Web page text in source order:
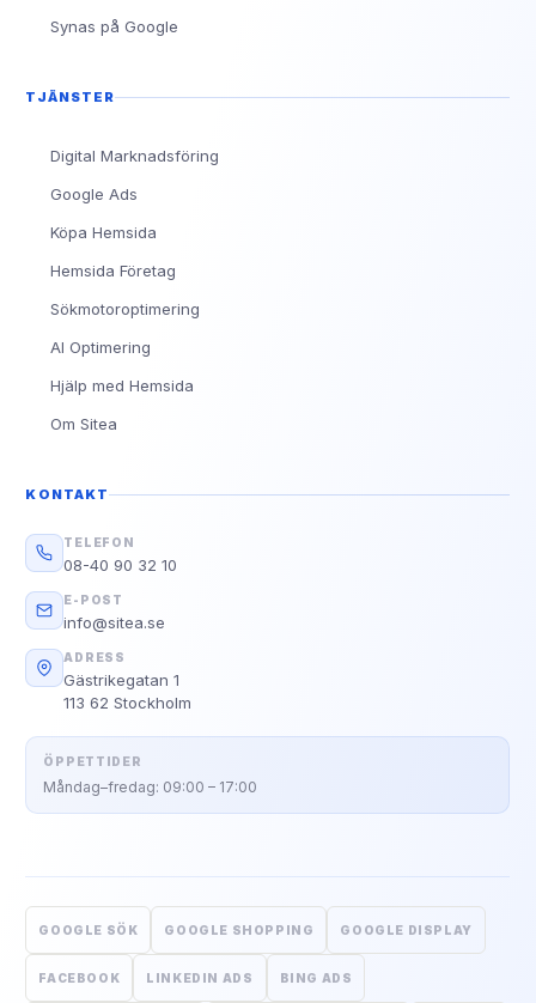
Synas på Google
TJÄNSTER
Digital Marknadsföring
Google Ads
Köpa Hemsida
Hemsida Företag
Sökmotoroptimering
AI Optimering
Hjälp med Hemsida
Om Sitea
KONTAKT
TELEFON
08-40 90 32 10
E-POST
info@sitea.se
ADRESS
Gästrikegatan 1
113 62 Stockholm
ÖPPETTIDER
Måndag–fredag: 09:00 – 17:00
GOOGLE SÖK GOOGLE SHOPPING GOOGLE DISPLAY
FACEBOOK LINKEDIN ADS BING ADS